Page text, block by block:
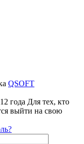
QSOFT
года Для тех, кто
выйти на свою